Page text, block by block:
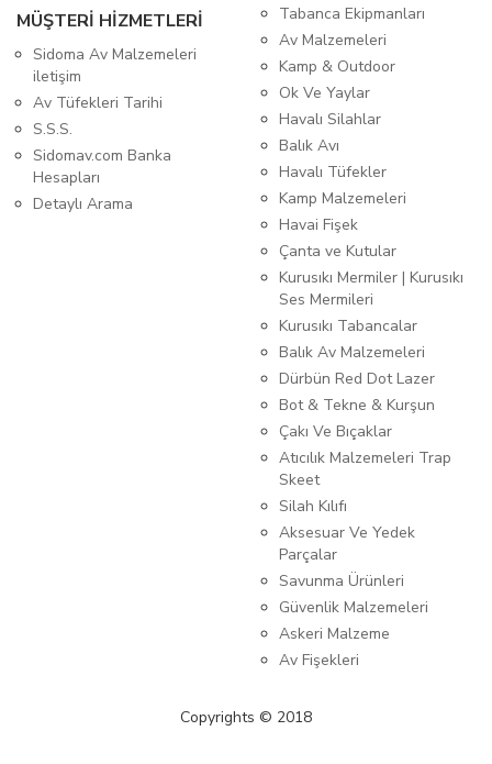
MÜŞTERİ HİZMETLERİ
Sidoma Av Malzemeleri
iletişim
Av Tüfekleri Tarihi
S.S.S.
Sidomav.com Banka
Hesapları
Detaylı Arama
Tabanca Ekipmanları
Av Malzemeleri
Kamp & Outdoor
Ok Ve Yaylar
Havalı Silahlar
Balık Avı
Havalı Tüfekler
Kamp Malzemeleri
Havai Fişek
Çanta ve Kutular
Kurusıkı Mermiler | Kurusıkı
Ses Mermileri
Kurusıkı Tabancalar
Balık Av Malzemeleri
Dürbün Red Dot Lazer
Bot & Tekne & Kurşun
Çakı Ve Bıçaklar
Atıcılık Malzemeleri Trap
Skeet
Silah Kılıfı
Aksesuar Ve Yedek
Parçalar
Savunma Ürünleri
Güvenlik Malzemeleri
Askeri Malzeme
Av Fişekleri
Copyrights © 2018